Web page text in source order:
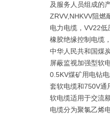
及服务人员组成的
ZRVV,NHKVV阻燃
电力电缆，VV22
橡胶绝缘控制电缆
中华人民共和国煤
屏蔽监视加强型软
0.5KV煤矿用电钻
套软电缆和750V通
软电缆适用于交流
电缆分为聚氯乙烯